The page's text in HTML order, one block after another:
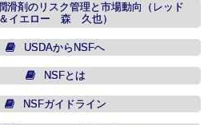
滑剤のリスク管理と市場動向（レッド
＆イエロー 森 久也）
USDAからNSFへ
NSFとは
NSFガイドライン